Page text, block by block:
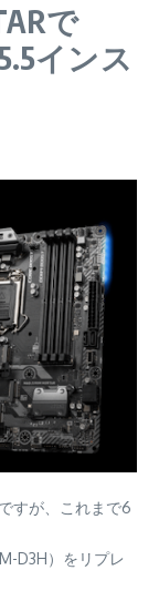
で
インス
すが、これまで6
D3H）をリプレ